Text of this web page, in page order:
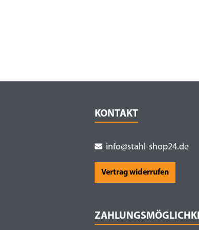
KONTAKT
info@stahl-shop24.de
Vertrag widerrufen